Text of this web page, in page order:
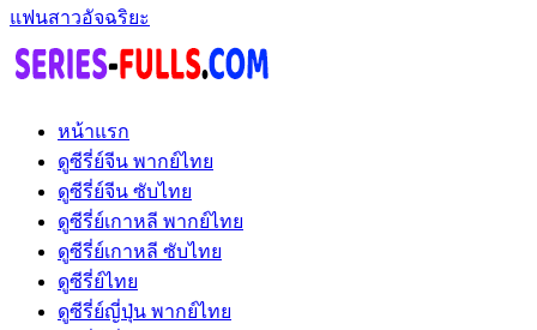
แฟนสาวอัจฉริยะ
หน้าแรก
ดูซีรี่ย์จีน พากย์ไทย
ดูซีรี่ย์จีน ซับไทย
ดูซีรี่ย์เกาหลี พากย์ไทย
ดูซีรี่ย์เกาหลี ซับไทย
ดูซีรี่ย์ไทย
ดูซีรี่ย์ญี่ปุ่น พากย์ไทย